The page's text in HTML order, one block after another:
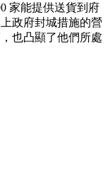
家能提供送貨到府
政府封城措施的營
也凸顯了他們所處